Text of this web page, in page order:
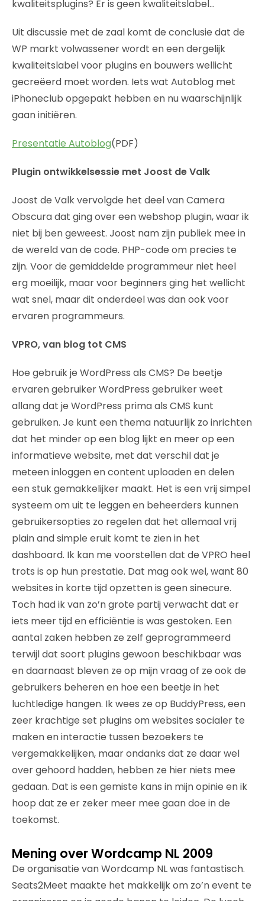
kwaliteitsplugins? Er is geen kwaliteitslabel…
Uit discussie met de zaal komt de conclusie dat de
WP markt volwassener wordt en een dergelijk
kwaliteitslabel voor plugins en bouwers wellicht
gecreëerd moet worden. Iets wat Autoblog met
iPhoneclub opgepakt hebben en nu waarschijnlijk
gaan initiëren.
Presentatie Autoblog(PDF)
Plugin ontwikkelsessie met Joost de Valk
Joost de Valk vervolgde het deel van Camera
Obscura dat ging over een webshop plugin, waar ik
niet bij ben geweest. Joost nam zijn publiek mee in
de wereld van de code. PHP-code om precies te
zijn. Voor de gemiddelde programmeur niet heel
erg moeilijk, maar voor beginners ging het wellicht
wat snel, maar dit onderdeel was dan ook voor
ervaren programmeurs.
VPRO, van blog tot CMS
Hoe gebruik je WordPress als CMS? De beetje
ervaren gebruiker WordPress gebruiker weet
allang dat je WordPress prima als CMS kunt
gebruiken. Je kunt een thema natuurlijk zo inrichten
dat het minder op een blog lijkt en meer op een
informatieve website, met dat verschil dat je
meteen inloggen en content uploaden en delen
een stuk gemakkelijker maakt. Het is een vrij simpel
systeem om uit te leggen en beheerders kunnen
gebruikersopties zo regelen dat het allemaal vrij
plain and simple eruit komt te zien in het
dashboard. Ik kan me voorstellen dat de VPRO heel
trots is op hun prestatie. Dat mag ook wel, want 80
websites in korte tijd opzetten is geen sinecure.
Toch had ik van zo’n grote partij verwacht dat er
iets meer tijd en efficiëntie is was gestoken. Een
aantal zaken hebben ze zelf geprogrammeerd
terwijl dat soort plugins gewoon beschikbaar was
en daarnaast bleven ze op mijn vraag of ze ook de
gebruikers beheren en hoe een beetje in het
luchtledige hangen. Ik wees ze op BuddyPress, een
zeer krachtige set plugins om websites socialer te
maken en interactie tussen bezoekers te
vergemakkelijken, maar ondanks dat ze daar wel
over gehoord hadden, hebben ze hier niets mee
gedaan. Dat is een gemiste kans in mijn opinie en ik
hoop dat ze er zeker meer mee gaan doe in de
toekomst.
Mening over Wordcamp NL 2009
De organisatie van Wordcamp NL was fantastisch.
Seats2Meet maakte het makkelijk om zo’n event te